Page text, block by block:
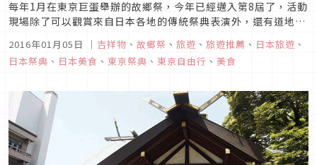
每年1月在東京巨蛋舉辦的故鄉祭，今年已經邁入第8屆了，活動
現場除了可以觀賞來自日本各地的傳統祭典表演外，還有道地的
2016年01月05日 ｜ 吉祥物 、 故鄉祭 、 旅遊 、 旅遊推薦 、 日本旅遊 、
日本祭典 、 日本美食 、 東京祭典 、 東京自由行 、 美食